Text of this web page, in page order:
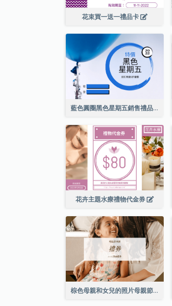
花束買一送一禮品卡
藍色圓圈黑色星期五銷售禮品卡
花卉主題水療禮物代金券
棕色母親和女兒的照片母親節的禮品卡